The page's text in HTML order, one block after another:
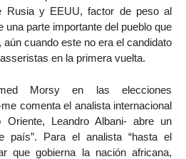
Rusia y EEUU, factor de peso al
una parte importante del pueblo que
cuando este no era el candidato
en la primera vuelta.
Morsy en las elecciones
comenta el analista internacional
Leandro Albani- abre un
país”. Para el analista “hasta el
que gobierna la nación africana,